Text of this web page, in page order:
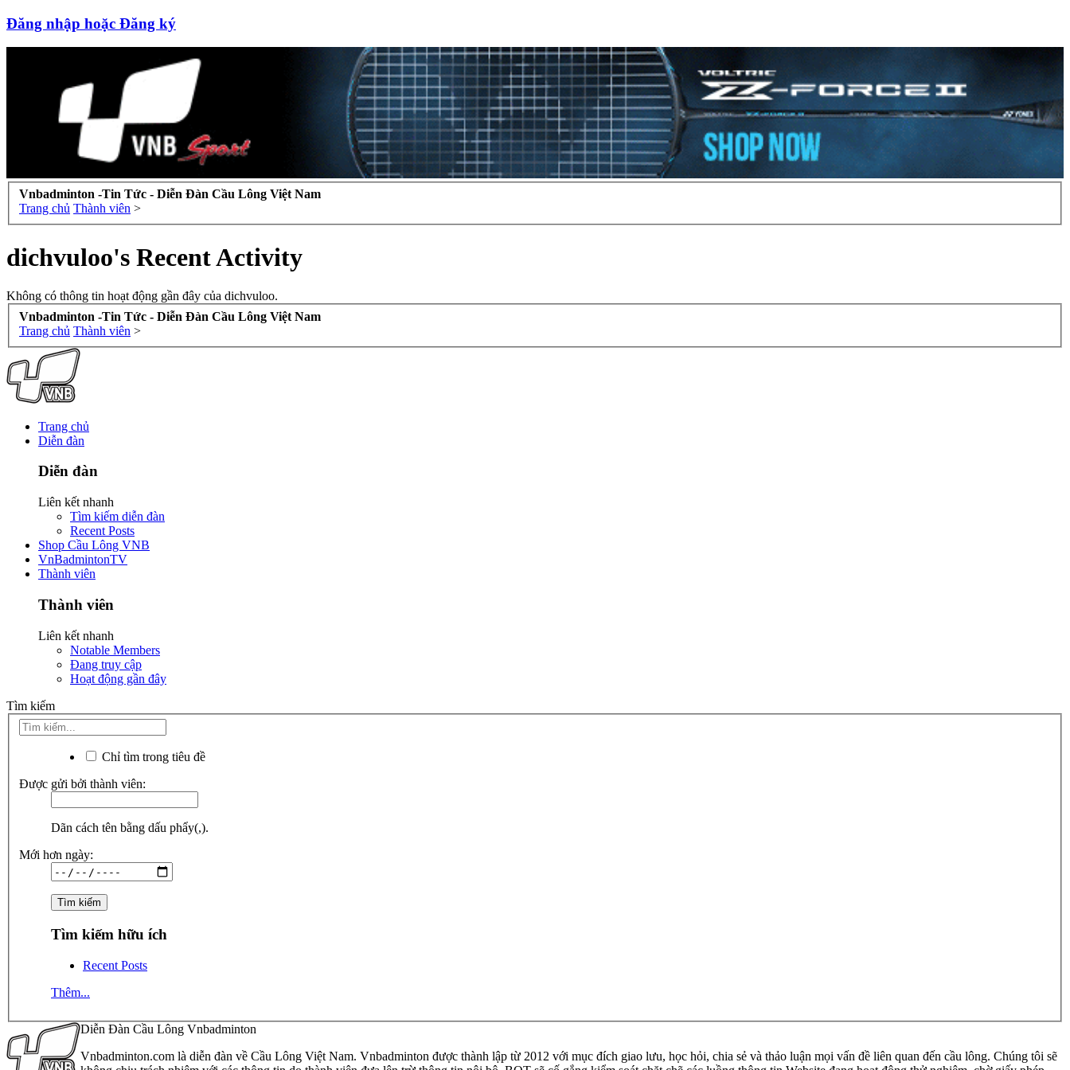
Đăng nhập hoặc Đăng ký
Vnbadminton -Tin Tức - Diễn Đàn Cầu Lông Việt Nam
Trang chủ Thành viên >
dichvuloo's Recent Activity
Không có thông tin hoạt động gần đây của dichvuloo.
Vnbadminton -Tin Tức - Diễn Đàn Cầu Lông Việt Nam
Trang chủ Thành viên >
Trang chủ
Diễn đàn
Diễn đàn
Liên kết nhanh
Tìm kiếm diễn đàn
Recent Posts
Shop Cầu Lông VNB
VnBadmintonTV
Thành viên
Thành viên
Liên kết nhanh
Notable Members
Đang truy cập
Hoạt động gần đây
Tìm kiếm
Chỉ tìm trong tiêu đề
Được gửi bởi thành viên:
Dãn cách tên bằng dấu phẩy(,).
Mới hơn ngày:
Tìm kiếm hữu ích
Recent Posts
Thêm...
Diễn Đàn Cầu Lông Vnbadminton
Vnbadminton.com là diễn đàn về Cầu Lông Việt Nam. Vnbadminton được thành lập từ 2012 với mục đích giao lưu, học hỏi, chia sẻ và thảo luận mọi vấn đề liên quan đến cầu lông. Chúng tôi sẽ